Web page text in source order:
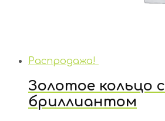
Распродажа!
Золотое кольцо с
бриллиантом